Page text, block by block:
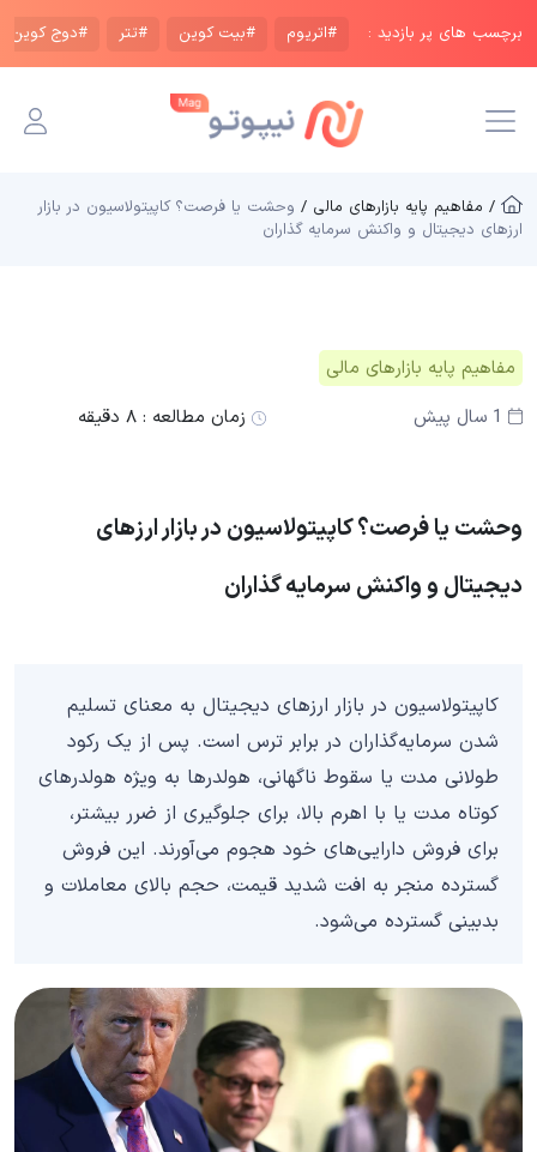
برچسب های پر بازدید : #اتریوم #بیت کوین #تتر #دوج کوین
/ مفاهیم پایه بازار‌های مالی / وحشت یا فرصت؟ کاپیتولاسیون در بازار
ارزهای دیجیتال و واکنش سرمایه گذاران
مفاهیم پایه بازار‌های مالی
1 سال پیش
زمان مطالعه : ۸ دقیقه
وحشت یا فرصت؟ کاپیتولاسیون در بازار ارزهای
دیجیتال و واکنش سرمایه گذاران
کاپیتولاسیون در بازار ارزهای دیجیتال به معنای تسلیم
شدن سرمایه‌گذاران در برابر ترس است. پس از یک رکود
طولانی مدت یا سقوط ناگهانی، هولدرها به ویژه هولدرهای
کوتاه مدت یا با اهرم بالا، برای جلوگیری از ضرر بیشتر،
برای فروش دارایی‌های خود هجوم می‌آورند. این فروش
گسترده منجر به افت شدید قیمت، حجم بالای معاملات و
بدبینی گسترده می‌شود.